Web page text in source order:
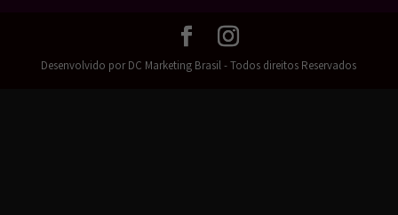
Desenvolvido por DC Marketing Brasil - Todos direitos Reservados